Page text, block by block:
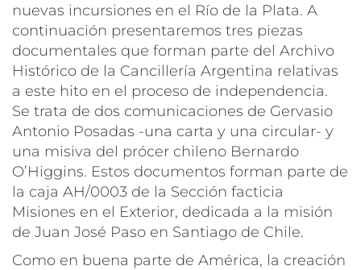
nuevas incursiones en el Río de la Plata. A
continuación presentaremos tres piezas
documentales que forman parte del Archivo
Histórico de la Cancillería Argentina relativas
a este hito en el proceso de independencia.
Se trata de dos comunicaciones de Gervasio
Antonio Posadas -una carta y una circular- y
una misiva del prócer chileno Bernardo
O’Higgins. Estos documentos forman parte de
la caja AH/0003 de la Sección facticia
Misiones en el Exterior, dedicada a la misión
de Juan José Paso en Santiago de Chile.
Como en buena parte de América, la creación